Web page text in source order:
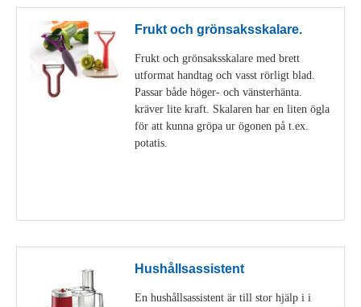
Frukt och grönsaksskalare.
Frukt och grönsaksskalare med brett
utformat handtag och vasst rörligt blad.
Passar både höger- och vänsterhänta.
kräver lite kraft. Skalaren har en liten ögla
för att kunna gröpa ur ögonen på t.ex.
potatis.
Hushållsassistent
En hushållsassistent är till stor hjälp i i